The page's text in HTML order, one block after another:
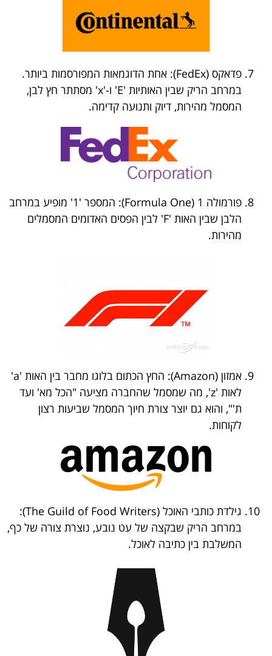
פדאקס (FedEx): אחת הדוגמאות המפורסמות ביותר.
במרחב הריק שבין האותיות 'E' ו-'x' מסתתר חץ לבן,
המסמל מהירות, דיוק ותנועה קדימה.
פורמולה 1 (Formula One): המספר '1' מופיע במרחב
הלבן שבין האות 'F' לבין הפסים האדומים המסמלים
מהירות.
אמזון (Amazon): החץ הכתום בלוגו מחבר בין האות 'a'
לאות 'z', מה שמסמל שהחברה מציעה "הכל מא' ועד
ת'", והוא גם יוצר צורת חיוך המסמל שביעות רצון
לקוחות.
גילדת כותבי האוכל (The Guild of Food Writers):
במרחב הריק שבקצה של עט נובע, נוצרת צורה של כף,
המשלבת בין כתיבה לאוכל.